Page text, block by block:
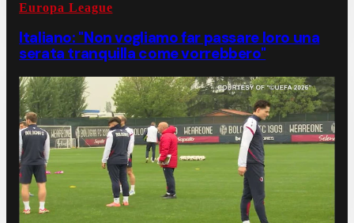
Europa League
Italiano: "Non vogliamo far passare loro una
serata tranquilla come vorrebbero"